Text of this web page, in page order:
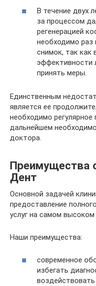
В течение двух
за процессом
регенерацией
необходимо раз
снимок, так как
эффективности
принять меры.
Единственным
является ее
необходимо
дальнейшем
доктора.
Преимущества
Дент
Основной задачей
предоставление
услуг на самом высоком
Наши преимущества:
современное
избегать